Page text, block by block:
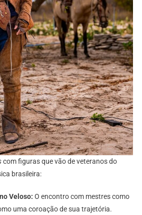
com figuras que vão de veteranos do
brasileira:
Veloso: O encontro com mestres como
uma coroação de sua trajetória.